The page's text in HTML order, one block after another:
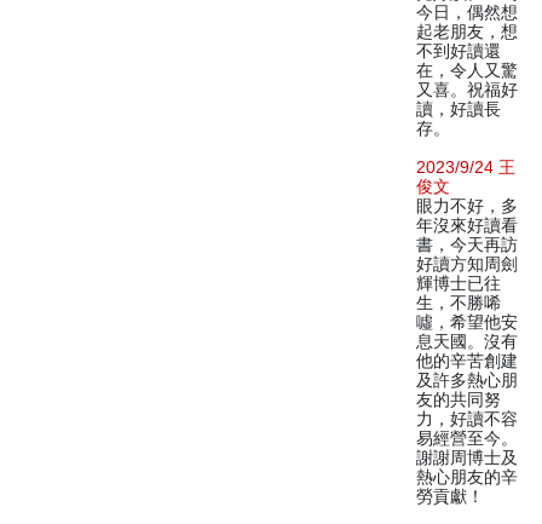
今日，偶然想
起老朋友，想
不到好讀還
在，令人又驚
又喜。祝福好
讀，好讀長
存。
2023/9/24 王
俊文
眼力不好，多
年沒來好讀看
書，今天再訪
好讀方知周劍
輝博士已往
生，不勝唏
噓，希望他安
息天國。沒有
他的辛苦創建
及許多熱心朋
友的共同努
力，好讀不容
易經營至今。
謝謝周博士及
熱心朋友的辛
勞貢獻！